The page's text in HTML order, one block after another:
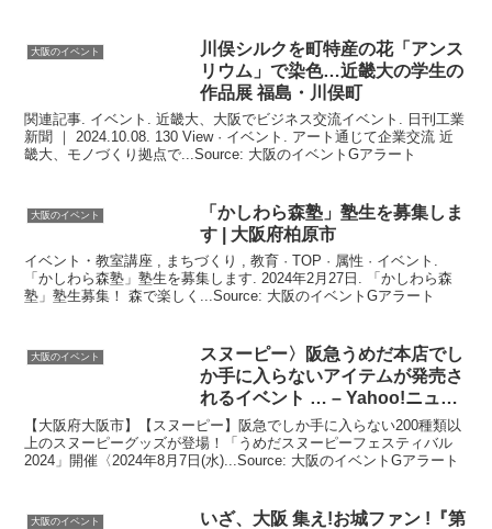
大阪のイベント
川俣シルクを町特産の花「アンス
リウム」で染色…近畿大の学生の
作品展 福島・川俣町
関連記事. イベント. 近畿大、大阪でビジネス交流イベント. 日刊工業
新聞 ｜ 2024.10.08. 130 View · イベント. アート通じて企業交流 近
畿大、モノづくり拠点で...Source: 大阪のイベントGアラート
大阪のイベント
「かしわら森塾」塾生を募集しま
す | 大阪府柏原市
イベント・教室講座 , まちづくり , 教育 · TOP · 属性 · イベント.
「かしわら森塾」塾生を募集します. 2024年2月27日. 「かしわら森
塾」塾生募集！ 森で楽しく...Source: 大阪のイベントGアラート
大阪のイベント
スヌーピー〉阪急うめだ本店でし
か手に入らないアイテムが発売さ
れるイベント … – Yahoo!ニュー
ス
【大阪府大阪市】【スヌーピー】阪急でしか手に入らない200種類以
上のスヌーピーグッズが登場！「うめだスヌーピーフェスティバル
2024」開催〈2024年8月7日(水)...Source: 大阪のイベントGアラート
大阪のイベント いざ、 大阪 集え!お城ファン !『第